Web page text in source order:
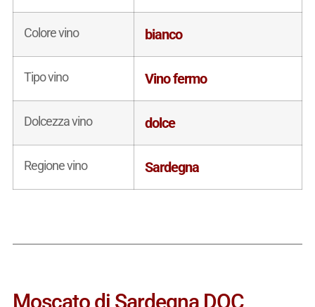
Colore vino bianco
Tipo vino Vino fermo
Dolcezza vino dolce
Regione vino Sardegna
Moscato di Sardegna DOC